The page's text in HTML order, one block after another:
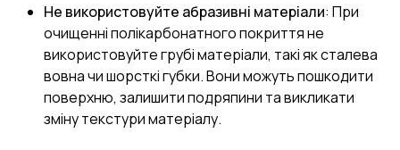
Не використовуйте абразивні матеріали: При
очищенні полікарбонатного покриття не
використовуйте грубі матеріали, такі як сталева
вовна чи шорсткі губки. Вони можуть пошкодити
поверхню, залишити подряпини та викликати
зміну текстури матеріалу.